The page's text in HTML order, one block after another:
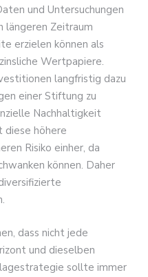
und Untersuchungen
längeren Zeitraum
erzielen können als
Wertpapiere.
langfristig dazu
einer Stiftung zu
Nachhaltigkeit
diese höhere
Risiko einher, da
können. Daher
dass nicht jede
und dieselben
sollte immer